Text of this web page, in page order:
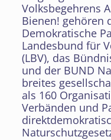
Volksbegehrens
Bienen! gehören
Demokratische
Landesbund für
(LBV), das
und der BUND
breites
als 160
Verbänden und